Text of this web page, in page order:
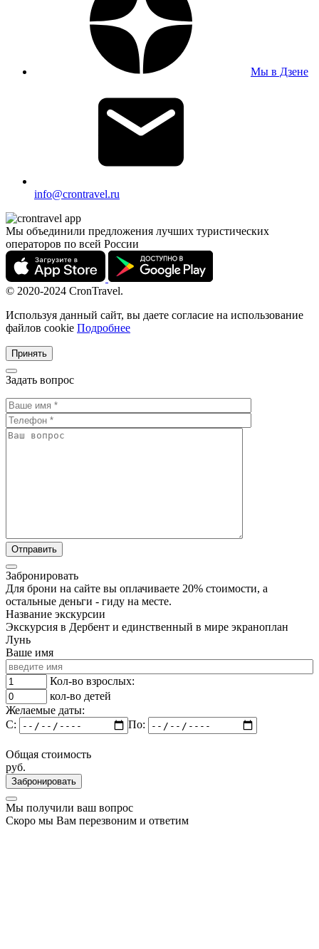
Мы в Дзене
info@crontravel.ru
Мы объединили предложения лучших туристических
операторов по всей России
© 2020-2024 CronTravel.
Используя данный сайт, вы даете согласие на использование
файлов cookie Подробнее
Принять
Задать вопрос
Забронировать
Для брони на сайте вы оплачиваете 20% стоимости, а
остальные деньги - гиду на месте.
Название экскурсии
Экскурсия в Дербент и единственный в мире экраноплан
Лунь
Ваше имя
Кол-во взрослых:
кол-во детей
Желаемые даты:
C:
По:
Общая стоимость
руб.
Забронировать
Мы получили ваш вопрос
Скоро мы Вам перезвоним и ответим